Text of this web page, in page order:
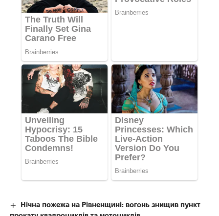
Нічна пожежа на Рівненщині: вогонь знищив пункт